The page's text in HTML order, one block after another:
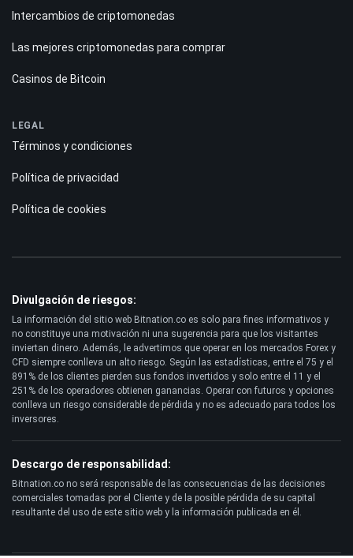
Intercambios de criptomonedas
Las mejores criptomonedas para comprar
Casinos de Bitcoin
LEGAL
Términos y condiciones
Política de privacidad
Política de cookies
Divulgación de riesgos:
La información del sitio web Bitnation.co es solo para fines informativos y
no constituye una motivación ni una sugerencia para que los visitantes
inviertan dinero. Además, le advertimos que operar en los mercados Forex y
CFD siempre conlleva un alto riesgo. Según las estadísticas, entre el 75 y el
891% de los clientes pierden sus fondos invertidos y solo entre el 11 y el
251% de los operadores obtienen ganancias. Operar con futuros y opciones
conlleva un riesgo considerable de pérdida y no es adecuado para todos los
inversores.
Descargo de responsabilidad:
Bitnation.co no será responsable de las consecuencias de las decisiones
comerciales tomadas por el Cliente y de la posible pérdida de su capital
resultante del uso de este sitio web y la información publicada en él.